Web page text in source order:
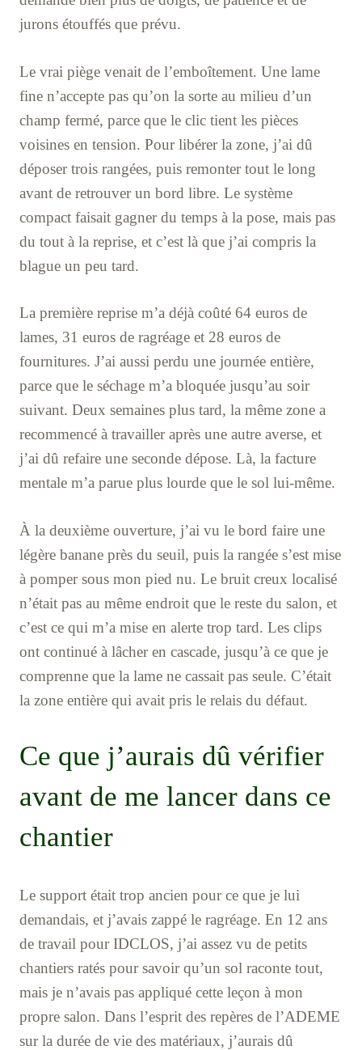
jurons étouffés que prévu.
Le vrai piège venait de l’emboîtement. Une lame
fine n’accepte pas qu’on la sorte au milieu d’un
champ fermé, parce que le clic tient les pièces
voisines en tension. Pour libérer la zone, j’ai dû
déposer trois rangées, puis remonter tout le long
avant de retrouver un bord libre. Le système
compact faisait gagner du temps à la pose, mais pas
du tout à la reprise, et c’est là que j’ai compris la
blague un peu tard.
La première reprise m’a déjà coûté 64 euros de
lames, 31 euros de ragréage et 28 euros de
fournitures. J’ai aussi perdu une journée entière,
parce que le séchage m’a bloquée jusqu’au soir
suivant. Deux semaines plus tard, la même zone a
recommencé à travailler après une autre averse, et
j’ai dû refaire une seconde dépose. Là, la facture
mentale m’a parue plus lourde que le sol lui-même.
À la deuxième ouverture, j’ai vu le bord faire une
légère banane près du seuil, puis la rangée s’est mise
à pomper sous mon pied nu. Le bruit creux localisé
n’était pas au même endroit que le reste du salon, et
c’est ce qui m’a mise en alerte trop tard. Les clips
ont continué à lâcher en cascade, jusqu’à ce que je
comprenne que la lame ne cassait pas seule. C’était
la zone entière qui avait pris le relais du défaut.
Ce que j’aurais dû vérifier
avant de me lancer dans ce
chantier
Le support était trop ancien pour ce que je lui
demandais, et j’avais zappé le ragréage. En 12 ans
de travail pour IDCLOS, j’ai assez vu de petits
chantiers ratés pour savoir qu’un sol raconte tout,
mais je n’avais pas appliqué cette leçon à mon
propre salon. Dans l’esprit des repères de l’ADEME
sur la durée de vie des matériaux, j’aurais dû